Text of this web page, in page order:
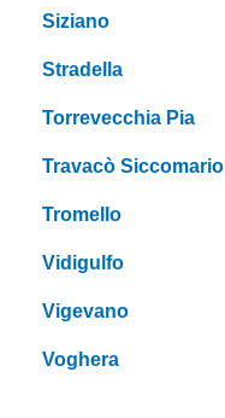
Siziano
Stradella
Torrevecchia Pia
Travacò Siccomario
Tromello
Vidigulfo
Vigevano
Voghera